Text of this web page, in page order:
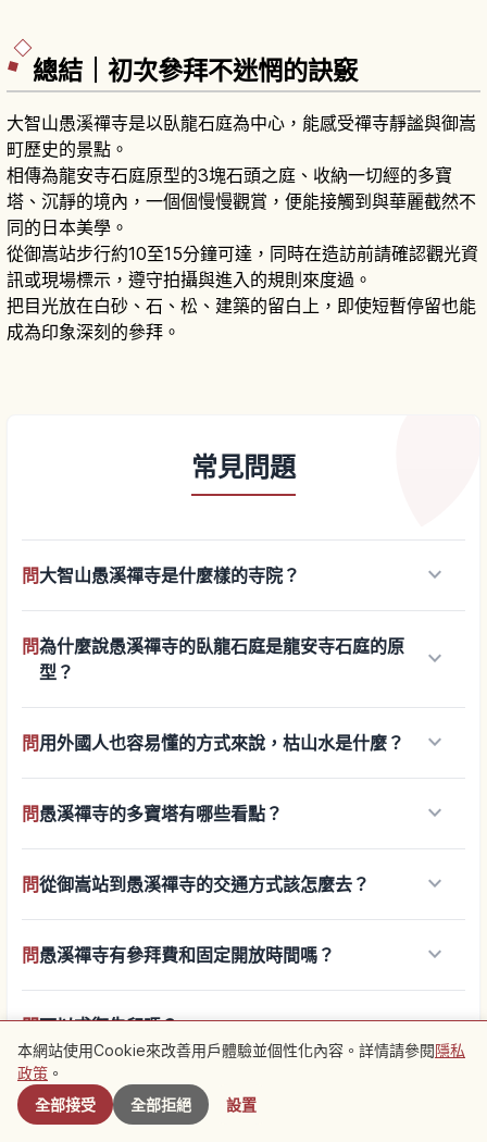
總結｜初次參拜不迷惘的訣竅
大智山愚溪禪寺是以臥龍石庭為中心，能感受禪寺靜謐與御嵩
町歷史的景點。
相傳為龍安寺石庭原型的3塊石頭之庭、收納一切經的多寶
塔、沉靜的境內，一個個慢慢觀賞，便能接觸到與華麗截然不
同的日本美學。
從御嵩站步行約10至15分鐘可達，同時在造訪前請確認觀光資
訊或現場標示，遵守拍攝與進入的規則來度過。
把目光放在白砂、石、松、建築的留白上，即使短暫停留也能
成為印象深刻的參拜。
常見問題
問大智山愚溪禪寺是什麼樣的寺院？ keyboard_arrow_down
問為什麼說愚溪禪寺的臥龍石庭是龍安寺石庭的原
型？
keyboard_arrow_down
問用外國人也容易懂的方式來說，枯山水是什麼？ keyboard_arrow_down
問愚溪禪寺的多寶塔有哪些看點？ keyboard_arrow_down
問從御嵩站到愚溪禪寺的交通方式該怎麼去？ keyboard_arrow_down
問愚溪禪寺有參拜費和固定開放時間嗎？ keyboard_arrow_down
問可以求御朱印嗎？ keyboard_arrow_down
問有把石庭拍得漂亮的訣竅嗎？
附近景點
本網站使用Cookie來改善用戶體驗並個性化內容。詳情請參閱隱私
政策 。
全部接受
全部拒絕 設置